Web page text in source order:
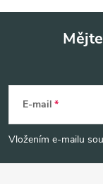
p
E-mail
Vložením e-mailu